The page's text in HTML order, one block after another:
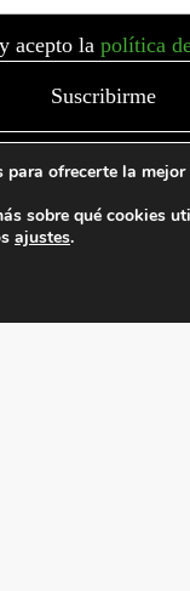
acepto la política
Condiciones
ofrecerte la mejor
sobre qué cookies
ajustes.